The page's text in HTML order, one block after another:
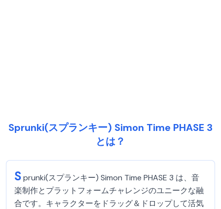
Sprunki(スプランキー) Simon Time PHASE 3
とは？
Sprunki(スプランキー) Simon Time PHASE 3 は、音
楽制作とプラットフォームチャレンジのユニークな融
合です。キャラクターをドラッグ＆ドロップして活気